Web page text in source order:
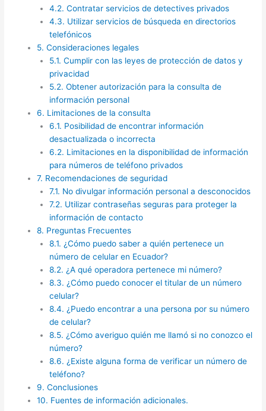
4.2. Contratar servicios de detectives privados
4.3. Utilizar servicios de búsqueda en directorios
telefónicos
5. Consideraciones legales
5.1. Cumplir con las leyes de protección de datos y
privacidad
5.2. Obtener autorización para la consulta de
información personal
6. Limitaciones de la consulta
6.1. Posibilidad de encontrar información
desactualizada o incorrecta
6.2. Limitaciones en la disponibilidad de información
para números de teléfono privados
7. Recomendaciones de seguridad
7.1. No divulgar información personal a desconocidos
7.2. Utilizar contraseñas seguras para proteger la
información de contacto
8. Preguntas Frecuentes
8.1. ¿Cómo puedo saber a quién pertenece un
número de celular en Ecuador?
8.2. ¿A qué operadora pertenece mi número?
8.3. ¿Cómo puedo conocer el titular de un número
celular?
8.4. ¿Puedo encontrar a una persona por su número
de celular?
8.5. ¿Cómo averiguo quién me llamó si no conozco el
número?
8.6. ¿Existe alguna forma de verificar un número de
teléfono?
9. Conclusiones
10. Fuentes de información adicionales.